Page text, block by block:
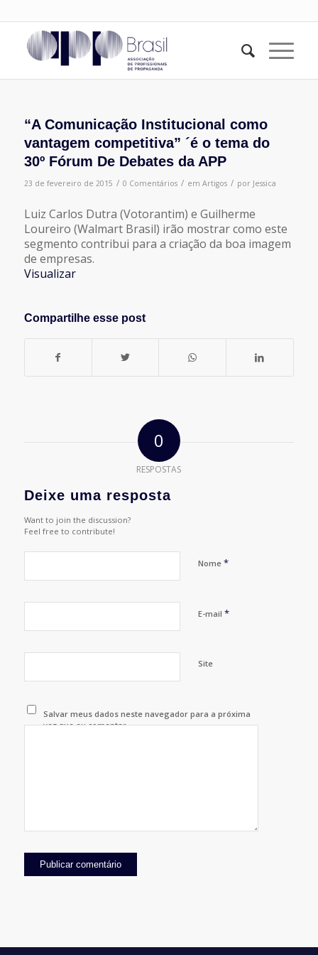
“A Comunicação Institucional como
vantagem competitiva” ´é o tema do
30º Fórum De Debates da APP
23 de fevereiro de 2015 / 0 Comentários / em Artigos / por Jessica
Luiz Carlos Dutra (Votorantim) e Guilherme
Loureiro (Walmart Brasil) irão mostrar como este
segmento contribui para a criação da boa imagem
de empresas.
Visualizar
Compartilhe esse post
0
RESPOSTAS
Deixe uma resposta
Want to join the discussion?
Feel free to contribute!
Nome *
E-mail *
Site
Salvar meus dados neste navegador para a próxima
vez que eu comentar.